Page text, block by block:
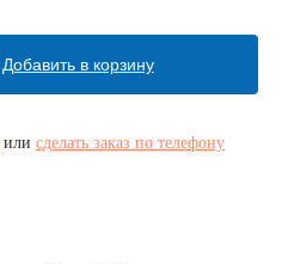
Добавить в корзину
или сделать заказ по телефону